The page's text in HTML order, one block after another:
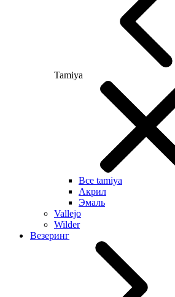
Tamiya
Все tamiya
Акрил
Эмаль
Vallejo
Wilder
Везеринг